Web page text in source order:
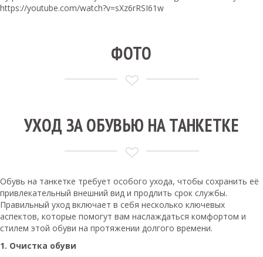
https://youtube.com/watch?v=sXz6rRSI61w
ФОТО
УХОД ЗА ОБУВЬЮ НА ТАНКЕТКЕ
Обувь на танкетке требует особого ухода, чтобы сохранить её
привлекательный внешний вид и продлить срок службы.
Правильный уход включает в себя несколько ключевых
аспектов, которые помогут вам наслаждаться комфортом и
стилем этой обуви на протяжении долгого времени.
1. Очистка обуви